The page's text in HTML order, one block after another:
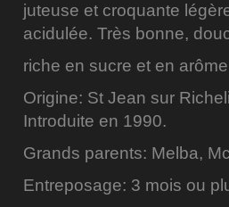
juteuse et croquante
acidulée. Très bonne,
riche en sucre et en
Origine: St Jean sur
Introduite en 1990.
Grands parents: Melba,
Entreposage: 3 mois ou